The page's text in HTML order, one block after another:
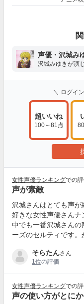
声優・沢城み
沢城みゆきが演
＼ ログイ
超いいね
100～81点
女性声優ランキングでの
声が素敵
沢城さんはとても声
好きな女性声優さんナ
中でも一番沢城さんの
ーズのセルティです。
そらたんさん
1位の評価
女性声優ランキングでの
声の使い方がとにか